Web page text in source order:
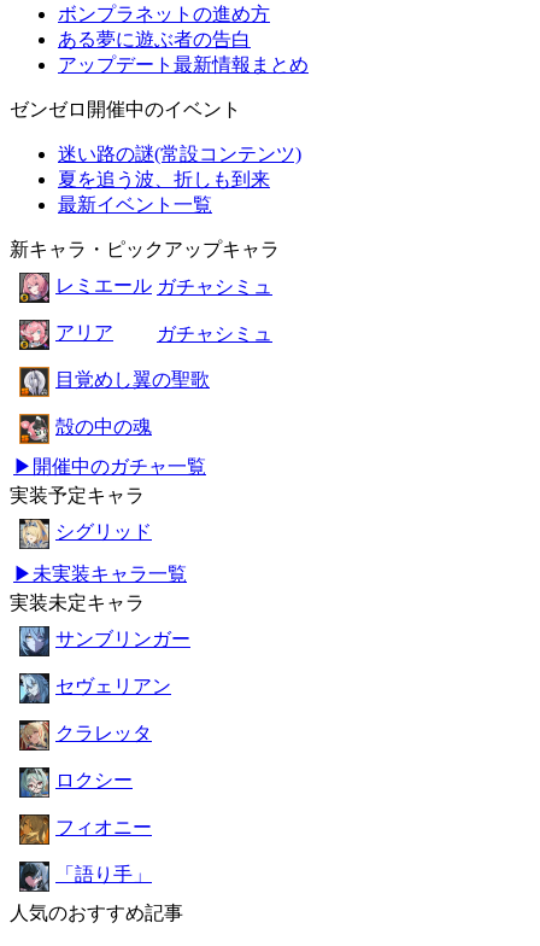
ボンプラネットの進め方
ある夢に遊ぶ者の告白
アップデート最新情報まとめ
ゼンゼロ開催中のイベント
迷い路の謎(常設コンテンツ)
夏を追う波、折しも到来
最新イベント一覧
新キャラ・ピックアップキャラ
レミエール ガチャシミュ
アリア ガチャシミュ
目覚めし翼の聖歌
殻の中の魂
▶開催中のガチャ一覧
実装予定キャラ
シグリッド
▶未実装キャラ一覧
実装未定キャラ
サンブリンガー
セヴェリアン
クラレッタ
ロクシー
フィオニー
「語り手」
人気のおすすめ記事